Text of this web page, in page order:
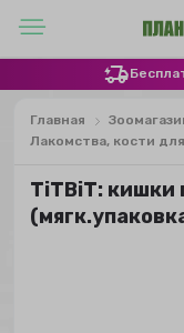
Главная
Лакомства, кости
TiTBiT: кишки